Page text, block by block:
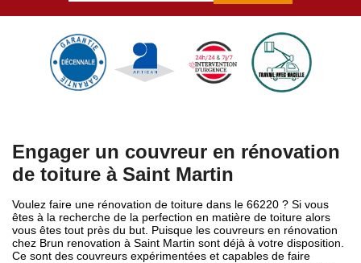
Engager un couvreur en rénovation
de toiture à Saint Martin
Voulez faire une rénovation de toiture dans le 66220 ? Si vous
êtes à la recherche de la perfection en matière de toiture alors
vous êtes tout près du but. Puisque les couvreurs en rénovation
chez Brun renovation à Saint Martin sont déjà à votre disposition.
Ce sont des couvreurs expérimentées et capables de faire